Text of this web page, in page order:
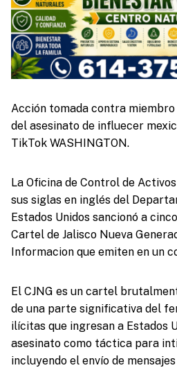
Acción tomada contra
del asesinato de influecer
TikTok WASHINGTON.
La Oficina de Control de
sus siglas en inglés del
Estados Unidos sancionó a
Cartel de Jalisco Nueva
Informacion que emiten en un
El CJNG es un cartel
de una parte significativa del
ilícitas que ingresan a Estados
asesinato como táctica para
incluyendo el envío de